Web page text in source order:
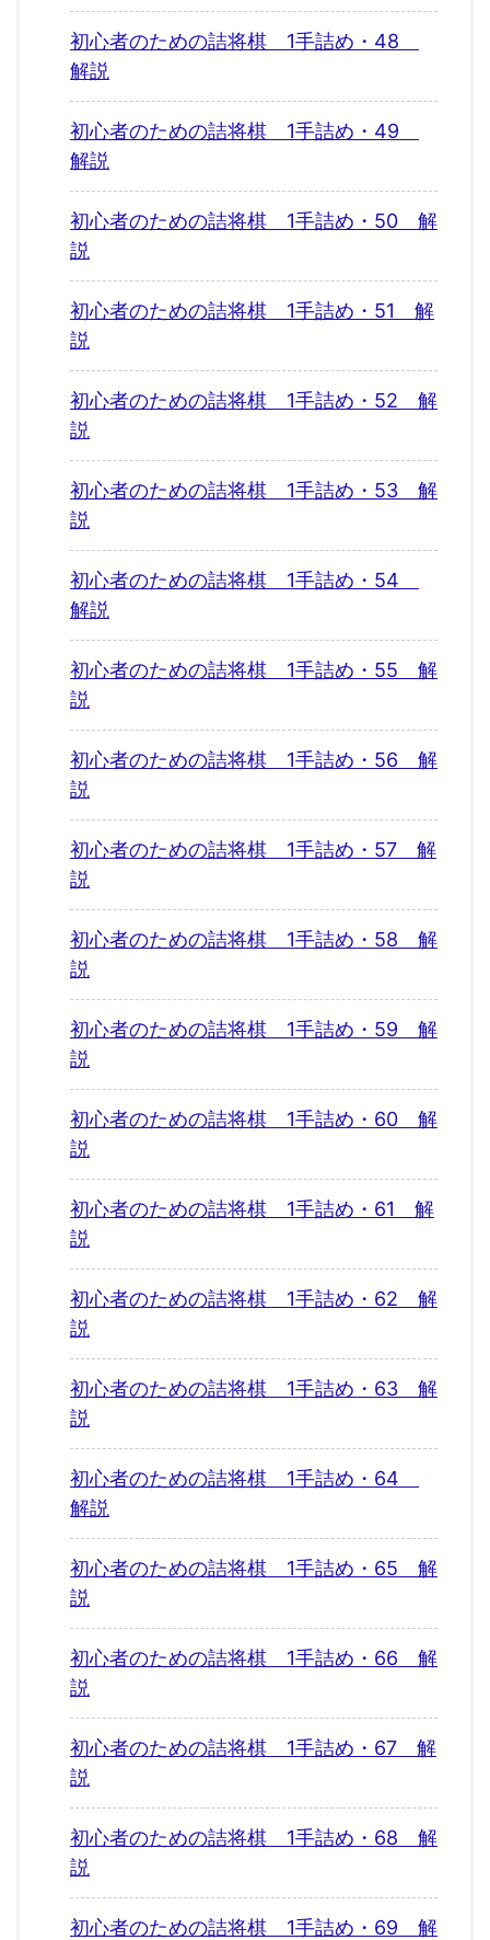
初心者のための詰将棋 1手詰め・48
解説
初心者のための詰将棋 1手詰め・49
解説
初心者のための詰将棋 1手詰め・50 解
説
初心者のための詰将棋 1手詰め・51 解
説
初心者のための詰将棋 1手詰め・52 解
説
初心者のための詰将棋 1手詰め・53 解
説
初心者のための詰将棋 1手詰め・54
解説
初心者のための詰将棋 1手詰め・55 解
説
初心者のための詰将棋 1手詰め・56 解
説
初心者のための詰将棋 1手詰め・57 解
説
初心者のための詰将棋 1手詰め・58 解
説
初心者のための詰将棋 1手詰め・59 解
説
初心者のための詰将棋 1手詰め・60 解
説
初心者のための詰将棋 1手詰め・61 解
説
初心者のための詰将棋 1手詰め・62 解
説
初心者のための詰将棋 1手詰め・63 解
説
初心者のための詰将棋 1手詰め・64
解説
初心者のための詰将棋 1手詰め・65 解
説
初心者のための詰将棋 1手詰め・66 解
説
初心者のための詰将棋 1手詰め・67 解
説
初心者のための詰将棋 1手詰め・68 解
説
初心者のための詰将棋 1手詰め・69 解